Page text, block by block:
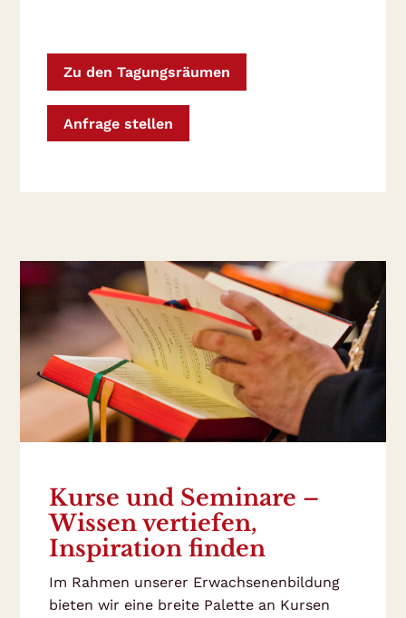
Zu den Tagungsräumen
Anfrage stellen
Kurse und Seminare –
Wissen vertiefen,
Inspiration finden
Im Rahmen unserer Erwachsenenbildung
bieten wir eine breite Palette an Kursen